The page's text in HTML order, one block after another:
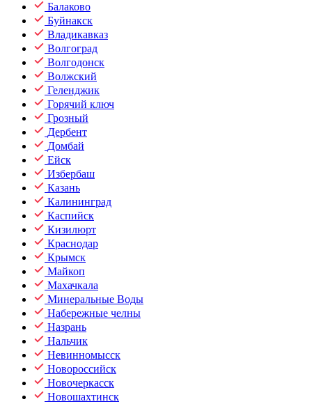
Балаково
Буйнакск
Владикавказ
Волгоград
Волгодонск
Волжский
Геленджик
Горячий ключ
Грозный
Дербент
Домбай
Ейск
Избербаш
Казань
Калининград
Каспийск
Кизилюрт
Краснодар
Крымск
Майкоп
Махачкала
Минеральные Воды
Набережные челны
Назрань
Нальчик
Невинномысск
Новороссийск
Новочеркасск
Новошахтинск